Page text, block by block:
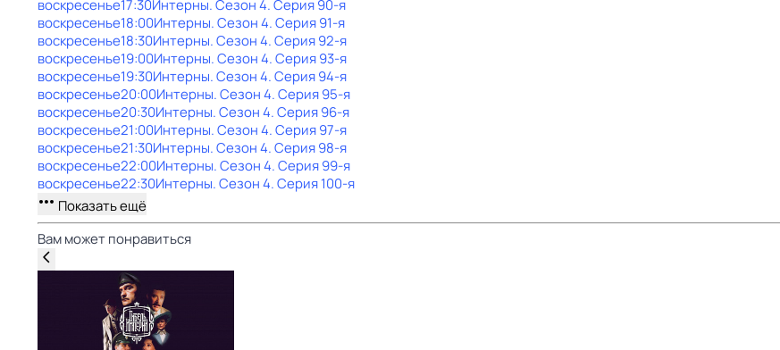
воскресенье17:30Интерны. Сезон 4. Серия 90-я
воскресенье18:00Интерны. Сезон 4. Серия 91-я
воскресенье18:30Интерны. Сезон 4. Серия 92-я
воскресенье19:00Интерны. Сезон 4. Серия 93-я
воскресенье19:30Интерны. Сезон 4. Серия 94-я
воскресенье20:00Интерны. Сезон 4. Серия 95-я
воскресенье20:30Интерны. Сезон 4. Серия 96-я
воскресенье21:00Интерны. Сезон 4. Серия 97-я
воскресенье21:30Интерны. Сезон 4. Серия 98-я
воскресенье22:00Интерны. Сезон 4. Серия 99-я
воскресенье22:30Интерны. Сезон 4. Серия 100-я
Показать ещё
Вам может понравиться